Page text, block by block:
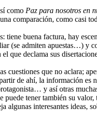
como Paz para nosotros en
comparación, como casi
tiene buena factura, hay
(se admiten apuestas…) y
que declama sus
cuestiones que no aclara;
de ahí, la información es
y así otras
tener también su
algunas interesantes ideas,